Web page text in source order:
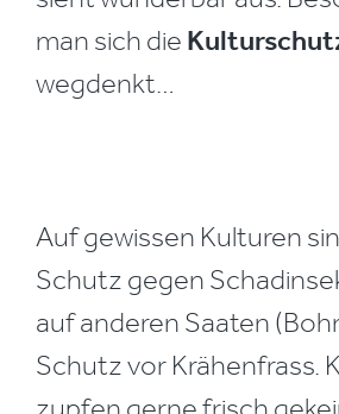
man sich die
wegdenkt…
Auf gewissen Kulturen
Schutz gegen
auf anderen Saaten
Schutz vor Krähenfrass.